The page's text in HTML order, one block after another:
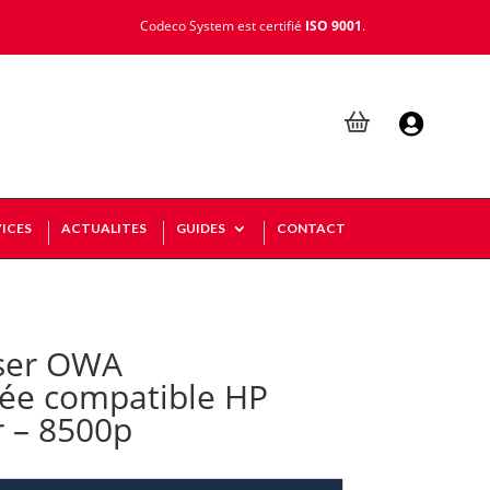
Codeco System est certifié ISO 9001.

ACTUALITES GUIDES CONTACT
OWA
compatible HP
– 8500p